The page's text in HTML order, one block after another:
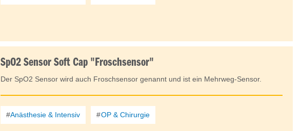
SpO2 Sensor Soft Cap "Froschsensor"
Der SpO2 Sensor wird auch Froschsensor genannt und ist ein Mehrweg-Sensor.
Anästhesie & Intensiv OP & Chirurgie